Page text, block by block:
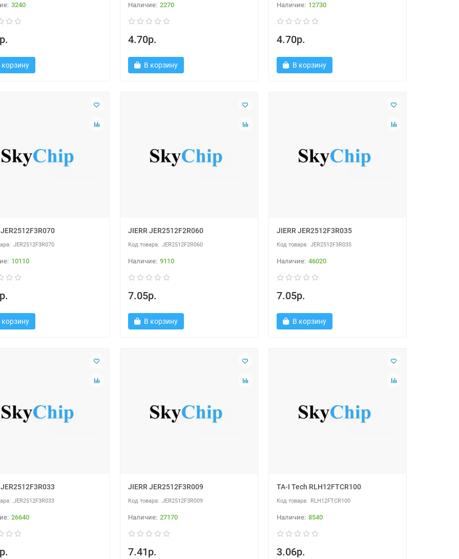
3240
корзину
2270
4.70р.
В корзину
12730
4.70р.
В корзину
JER2512F3R070
10110
корзину
JIERR JER2512F2R060
JER2512F2R060
9110
7.05р.
В корзину
JIERR JER2512F3R035
JER2512F3R035
46020
7.05р.
В корзину
JER2512F3R033
26640
JIERR JER2512F3R009
JER2512F3R009
27170
7.41р.
TA-I Tech RLH12FTCR100
RLH12FTCR100
8540
3.06р.